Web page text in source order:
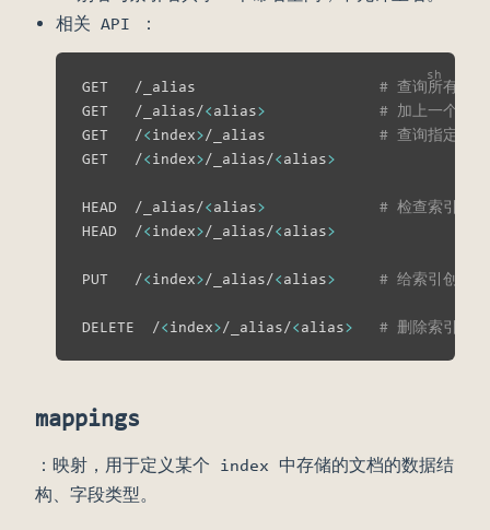
相关 API ：
GET   /_alias # 查询所有索
GET   /_alias/<alias>
# 加上一个
GET   /<index>/_alias # 查询指定索
GET   /<index>/_alias/<alias>
HEAD  /_alias/<alias>
# 检查索引是
HEAD  /<index>/_alias/<alias>
PUT   /<index>/_alias/<alias> # 给索引创建
DELETE  /<index>/_alias/<alias> # 删除索引的
mappings
：映射，用于定义某个 index 中存储的文档的数据结
构、字段类型。